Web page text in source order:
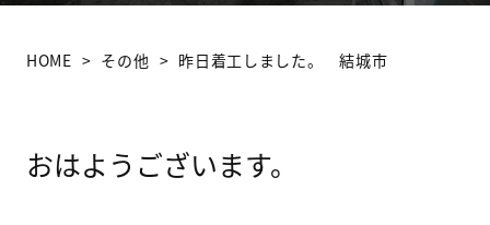
HOME その他 昨日着工しました。 結城市
おはようございます。